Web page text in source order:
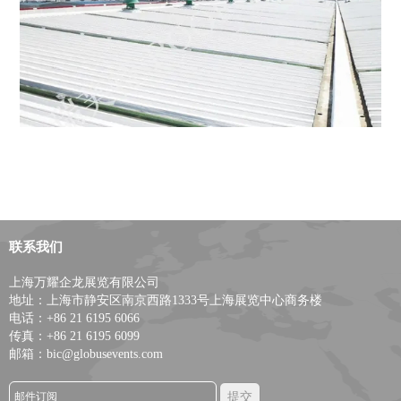
联系我们
上海万耀企龙展览有限公司
地址：上海市静安区南京西路1333号上海展览中心商务楼
电话：+86 21 6195 6066
传真：+86 21 6195 6099
邮箱：bic@globusevents.com